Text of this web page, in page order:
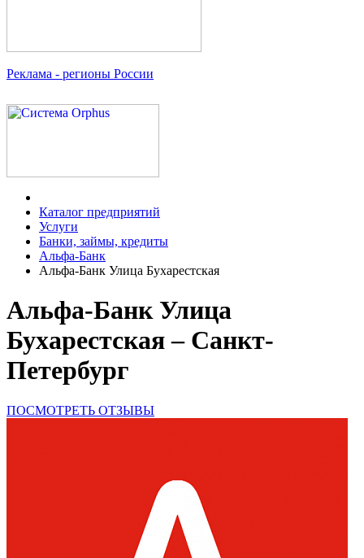
Реклама - регионы России
Каталог предприятий
Услуги
Банки, займы, кредиты
Альфа-Банк
Альфа-Банк Улица Бухарестская
Альфа-Банк Улица
Бухарестская – Санкт-
Петербург
ПОСМОТРЕТЬ ОТЗЫВЫ